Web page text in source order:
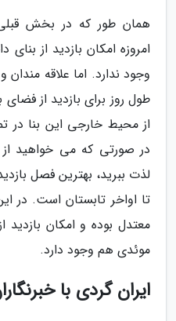
همان طور که در بخش
امروزه امکان بازدید از
وجود ندارد. اما علاقه
طول روز برای بازدید از فضای
از محیط خارجی این بنا در
در صورتی که می خواهید
لذت ببرید، بهترین فصل
تا اواخر تابستان است. در
معتدل بوده و امکان
موئدی هم وجود دارد.
ایران گردی با